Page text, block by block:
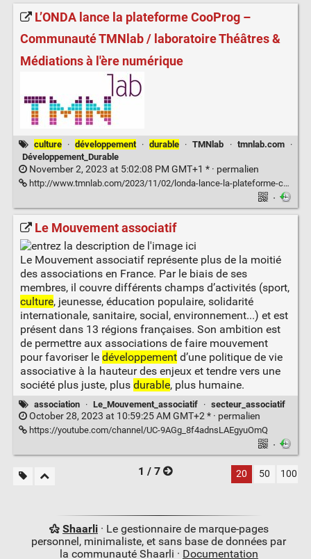
L’ONDA lance la plateforme CooProg –
Communauté TMNlab / laboratoire Théâtres &
Médiations à l'ère numérique
culture · développement · durable · TMNlab · tmnlab.com
·
Développement_Durable
November 2, 2023 at 5:02:08 PM GMT+1 * · permalien
http://www.tmnlab.com/2023/11/02/londa-lance-la-plateforme-cooprog/
·
Le Mouvement associatif
Le Mouvement associatif représente plus de la moitié
des associations en France. Par le biais de ses
membres, il couvre différents champs d’activités (sport,
culture, jeunesse, éducation populaire, solidarité
internationale, sanitaire, social, environnement...) et est
présent dans 13 régions françaises. Son ambition est
de permettre aux associations de faire mouvement
pour favoriser le développementd’une politique de vie
associative à la hauteur des enjeux et tendre vers une
société plus juste, plus durable, plus humaine.
association · Le_Mouvement_associatif · secteur_associatif
October 28, 2023 at 10:59:25 AM GMT+2 * · permalien
https://youtube.com/channel/UC-9AGg_8f4adnsLAEgyuOmQ
·
1 / 7
20 50 100
Shaarli· Le gestionnaire de marque-pages
personnel, minimaliste, et sans base de données par
la communauté Shaarli · Documentation